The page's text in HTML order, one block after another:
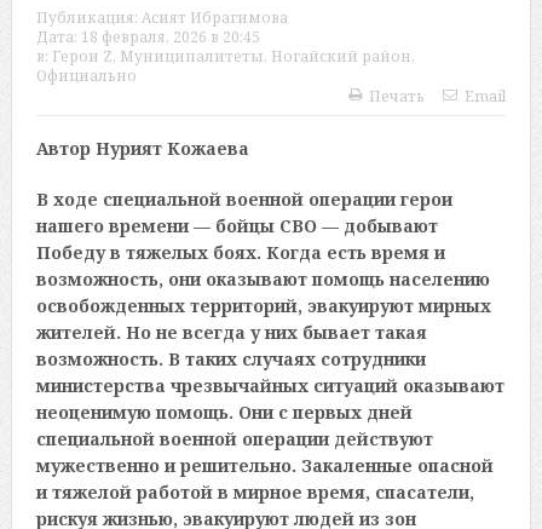
Публикация: Асият Ибрагимова
Дата: 18 февраля, 2026 в 20:45
в: Герои Z, Муниципалитеты, Ногайский район,
Официально
Печать
Email
Автор Нурият Кожаева
В ходе специальной военной операции герои
нашего времени — бойцы СВО — добывают
Победу в тяжелых боях. Когда есть время и
возможность, они оказывают помощь населению
освобожденных территорий, эвакуируют мирных
жителей. Но не всегда у них бывает такая
возможность. В таких случаях сотрудники
министерства чрезвычайных ситуаций оказывают
неоценимую помощь. Они с первых дней
специальной военной операции действуют
мужественно и решительно. Закаленные опасной
и тяжелой работой в мирное время, спасатели,
рискуя жизнью, эвакуируют людей из зон